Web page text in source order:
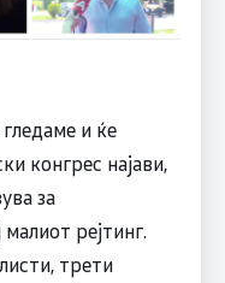
гледаме и ќе
конгрес најави,
за
рејтинг.
трети